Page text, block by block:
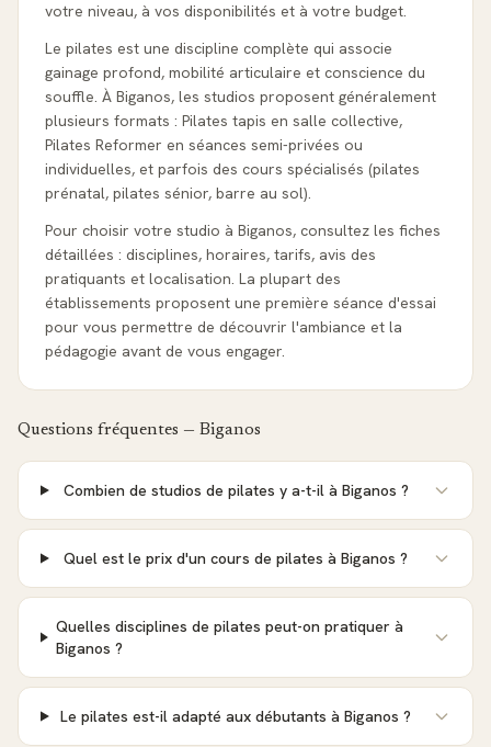
votre niveau, à vos disponibilités et à votre budget.
Le pilates est une discipline complète qui associe
gainage profond, mobilité articulaire et conscience du
souffle. À Biganos, les studios proposent généralement
plusieurs formats : Pilates tapis en salle collective,
Pilates Reformer en séances semi-privées ou
individuelles, et parfois des cours spécialisés (pilates
prénatal, pilates sénior, barre au sol).
Pour choisir votre studio à Biganos, consultez les fiches
détaillées : disciplines, horaires, tarifs, avis des
pratiquants et localisation. La plupart des
établissements proposent une première séance d'essai
pour vous permettre de découvrir l'ambiance et la
pédagogie avant de vous engager.
Questions fréquentes — Biganos
Combien de studios de pilates y a-t-il à Biganos ?
Quel est le prix d'un cours de pilates à Biganos ?
Quelles disciplines de pilates peut-on pratiquer à
Biganos ?
Le pilates est-il adapté aux débutants à Biganos ?